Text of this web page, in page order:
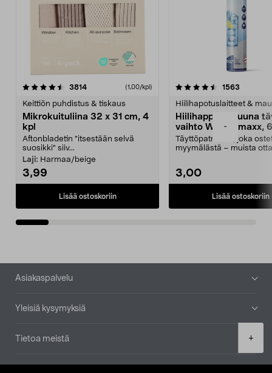
-
+
3814arvostelut (1,00/kpl)
Keittiön puhdistus & tiskaus
Mikrokuituliina 32 x 31 cm, 4
kpl
Aftonbladetin "itsestään selvä
suosikki" siiv...
Laji: Harmaa/beige
3,99
Lisää ostoskoriin
4.5viidestä
1563
Hiilihapotuslaitteet &
Hiilihappopatruuna
vaihto Wassermaxx,
Täyttöpatruuna, joka
myymälästä – muista
3,00
Lisää ostoskoriin
4.5viidestä
Alatunniste
Asiakaspalvelu
Yleisiä kysymyksiä
Tietoa meistä